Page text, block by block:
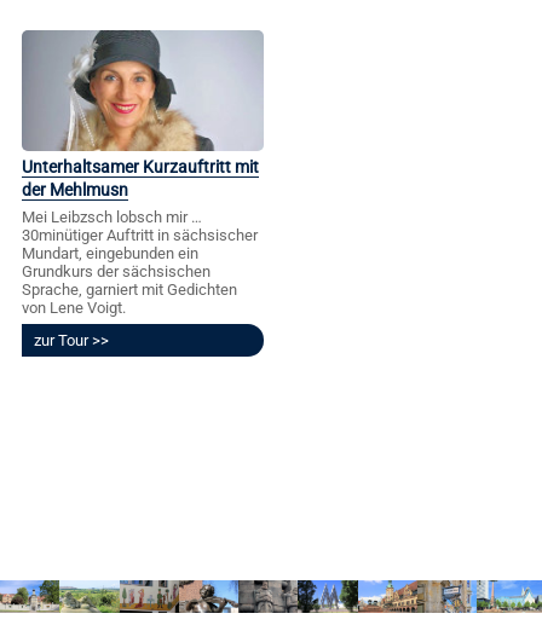
Unterhaltsamer Kurzauftritt mit
der Mehlmusn
Mei Leibzsch lobsch mir …
30minütiger Auftritt in sächsischer
Mundart, eingebunden ein
Grundkurs der sächsischen
Sprache, garniert mit Gedichten
von Lene Voigt.
zur Tour